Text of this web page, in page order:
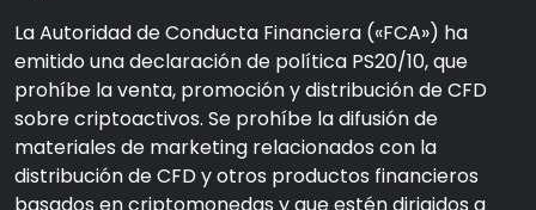
La Autoridad de Conducta Financiera («FCA») ha
emitido una declaración de política PS20/10, que
prohíbe la venta, promoción y distribución de CFD
sobre criptoactivos. Se prohíbe la difusión de
materiales de marketing relacionados con la
distribución de CFD y otros productos financieros